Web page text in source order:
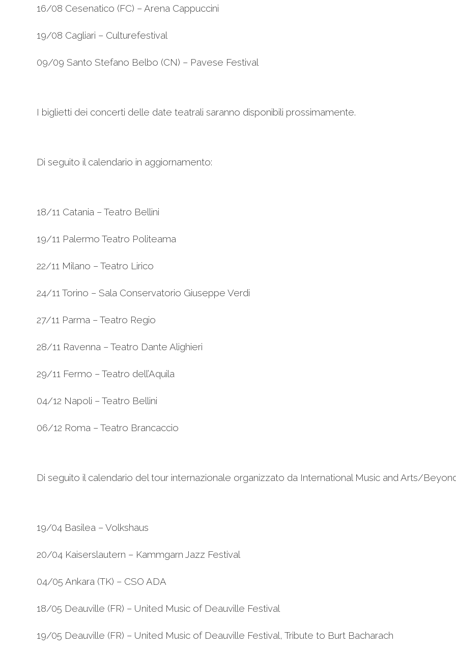
16/08 Cesenatico (FC) – Arena Cappuccini
19/08 Cagliari – Culturefestival
09/09 Santo Stefano Belbo (CN) – Pavese Festival
I biglietti dei concerti delle date teatrali saranno disponibili prossimamente.
Di seguito il calendario in aggiornamento:
18/11 Catania – Teatro Bellini
19/11 Palermo Teatro Politeama
22/11 Milano – Teatro Lirico
24/11 Torino – Sala Conservatorio Giuseppe Verdi
27/11 Parma – Teatro Regio
28/11 Ravenna – Teatro Dante Alighieri
29/11 Fermo – Teatro dell’Aquila
04/12 Napoli – Teatro Bellini
06/12 Roma – Teatro Brancaccio
Di seguito il calendario del tour internazionale organizzato da International Music and Arts/
19/04 Basilea – Volkshaus
20/04 Kaiserslautern – Kammgarn Jazz Festival
04/05 Ankara (TK) – CSO ADA
18/05 Deauville (FR) – United Music of Deauville Festival
19/05 Deauville (FR) – United Music of Deauville Festival, Tribute to Burt Bacharach